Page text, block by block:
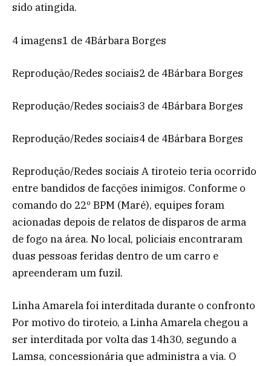
sido atingida.
4 imagens1 de 4Bárbara Borges
Reprodução/Redes sociais2 de 4Bárbara Borges
Reprodução/Redes sociais3 de 4Bárbara Borges
Reprodução/Redes sociais4 de 4Bárbara Borges
Reprodução/Redes sociais A tiroteio teria ocorrido
entre bandidos de facções inimigos. Conforme o
comando do 22º BPM (Maré), equipes foram
acionadas depois de relatos de disparos de arma
de fogo na área. No local, policiais encontraram
duas pessoas feridas dentro de um carro e
apreenderam um fuzil.
Linha Amarela foi interditada durante o confronto
Por motivo do tiroteio, a Linha Amarela chegou a
ser interditada por volta das 14h30, segundo a
Lamsa, concessionária que administra a via. O